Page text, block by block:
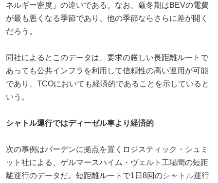
ネルギー密度」の違いである。なお、厳冬期はBEVの電費
が最も悪くなる季節であり、他の季節ならさらに差が開く
だろう。
同社によるとこのデータは、要求の厳しい長距離ルートで
あっても公共インフラを利用して信頼性の高い運用が可能
であり、TCOにおいても経済的であることを示していると
いう。
シャトル運行ではディーゼル車より経済的
次の事例はバーデンに拠点を置くロジスティック・シュミ
ット社による、ゲルマースハイム・ヴェルト工場間の短距
離運行のデータだ。短距離ルートで1日8回のシャトル運行